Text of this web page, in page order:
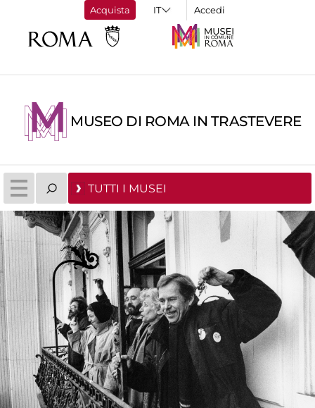
Acquista Accedi
MUSEO DI ROMA IN TRASTEVERE
TUTTI I MUSEI